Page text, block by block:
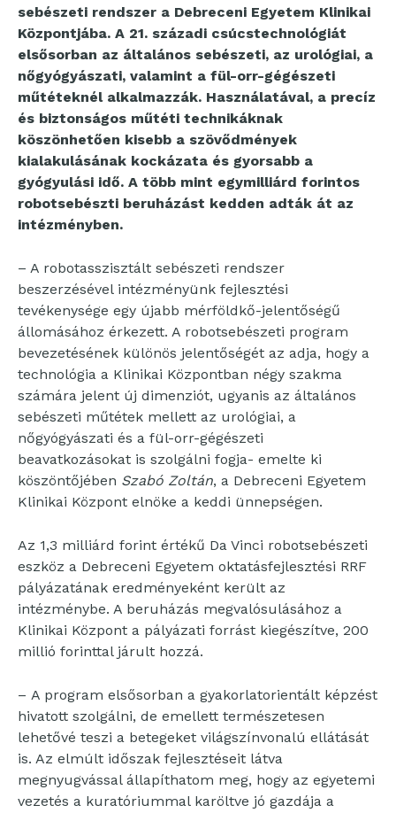
sebészeti rendszer a Debreceni Egyetem Klinikai
Központjába. A 21. századi csúcstechnológiát
elsősorban az általános sebészeti, az urológiai, a
nőgyógyászati, valamint a fül-orr-gégészeti
műtéteknél alkalmazzák. Használatával, a precíz
és biztonságos műtéti technikáknak
köszönhetően kisebb a szövődmények
kialakulásának kockázata és gyorsabb a
gyógyulási idő. A több mint egymilliárd forintos
robotsebészti beruházást kedden adták át az
intézményben.
– A robotasszisztált sebészeti rendszer
beszerzésével intézményünk fejlesztési
tevékenysége egy újabb mérföldkő-jelentőségű
állomásához érkezett. A robotsebészeti program
bevezetésének különös jelentőségét az adja, hogy a
technológia a Klinikai Központban négy szakma
számára jelent új dimenziót, ugyanis az általános
sebészeti műtétek mellett az urológiai, a
nőgyógyászati és a fül-orr-gégészeti
beavatkozásokat is szolgálni fogja- emelte ki
köszöntőjében Szabó Zoltán, a Debreceni Egyetem
Klinikai Központ elnöke a keddi ünnepségen.
Az 1,3 milliárd forint értékű Da Vinci robotsebészeti
eszköz a Debreceni Egyetem oktatásfejlesztési RRF
pályázatának eredményeként került az
intézménybe. A beruházás megvalósulásához a
Klinikai Központ a pályázati forrást kiegészítve, 200
millió forinttal járult hozzá.
– A program elsősorban a gyakorlatorientált képzést
hivatott szolgálni, de emellett természetesen
lehetővé teszi a betegeket világszínvonalú ellátását
is. Az elmúlt időszak fejlesztéseit látva
megnyugvással állapíthatom meg, hogy az egyetemi
vezetés a kuratóriummal karöltve jó gazdája a